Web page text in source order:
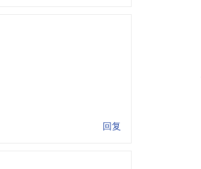
回复